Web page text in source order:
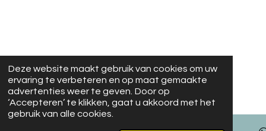
Deze website maakt gebruik van cookies om uw
ervaring te verbeteren en op maat gemaakte
advertenties weer te geven. Door op
‘Accepteren’ te klikken, gaat u akkoord met het
gebruik van alle cookies.